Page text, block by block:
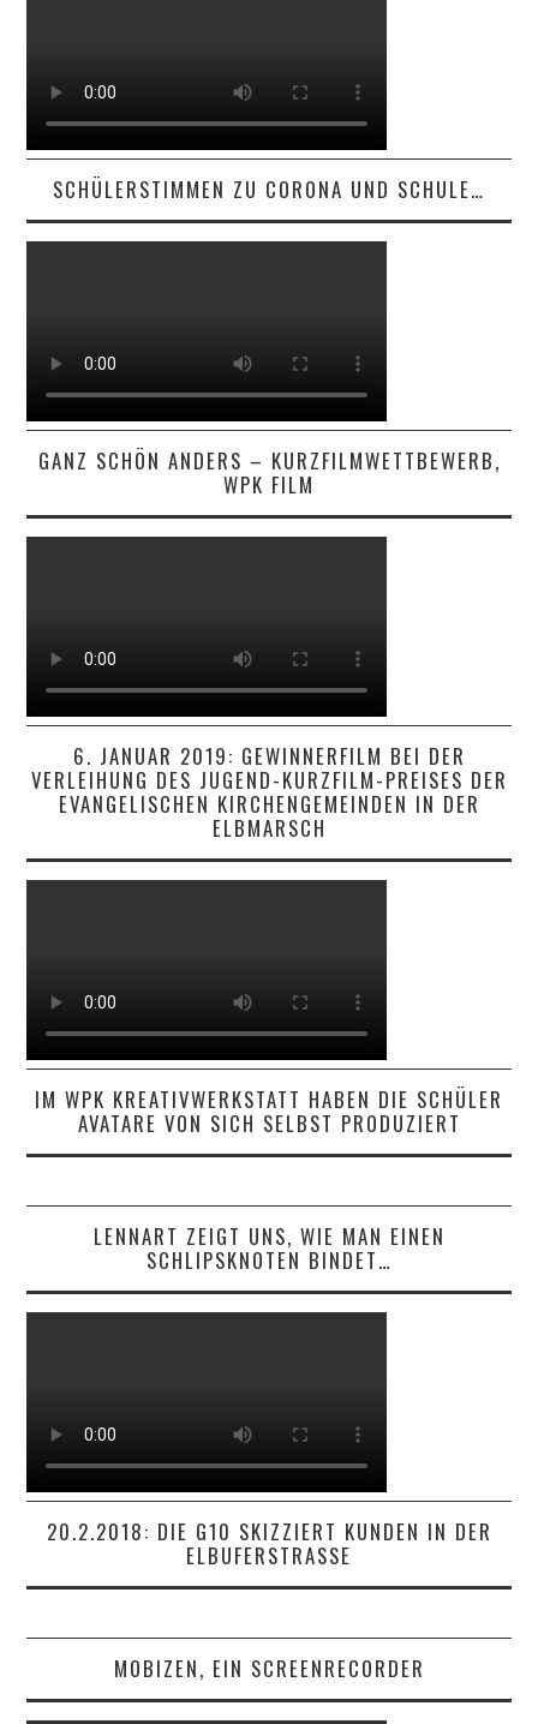
SCHÜLERSTIMMEN ZU CORONA UND SCHULE…
GANZ SCHÖN ANDERS – KURZFILMWETTBEWERB,
WPK FILM
6. JANUAR 2019: GEWINNERFILM BEI DER
VERLEIHUNG DES JUGEND-KURZFILM-PREISES DER
EVANGELISCHEN KIRCHENGEMEINDEN IN DER
ELBMARSCH
IM WPK KREATIVWERKSTATT HABEN DIE SCHÜLER
AVATARE VON SICH SELBST PRODUZIERT
LENNART ZEIGT UNS, WIE MAN EINEN
SCHLIPSKNOTEN BINDET…
20.2.2018: DIE G10 SKIZZIERT KUNDEN IN DER
ELBUFERSTRASSE
MOBIZEN, EIN SCREENRECORDER